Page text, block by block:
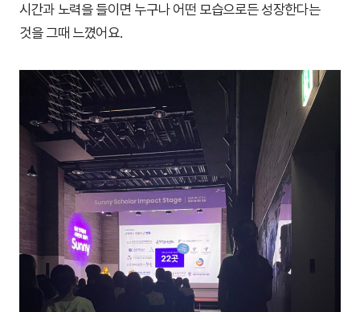
시간과 노력을 들이면 누구나 어떤 모습으로든 성장한다는
것을 그때 느꼈어요.